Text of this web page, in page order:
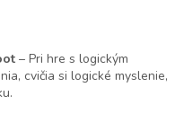
– Pri hre s logickým
cvičia si logické myslenie,